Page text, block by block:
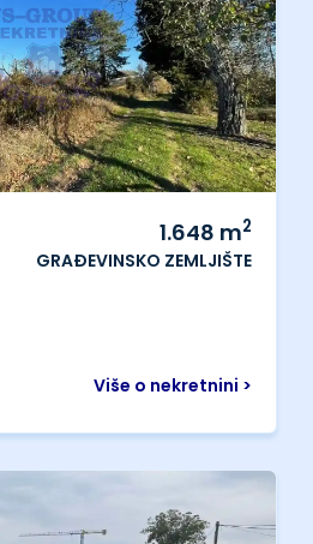
1.648 m2
GRAĐEVINSKO ZEMLJIŠTE
Više o nekretnini >